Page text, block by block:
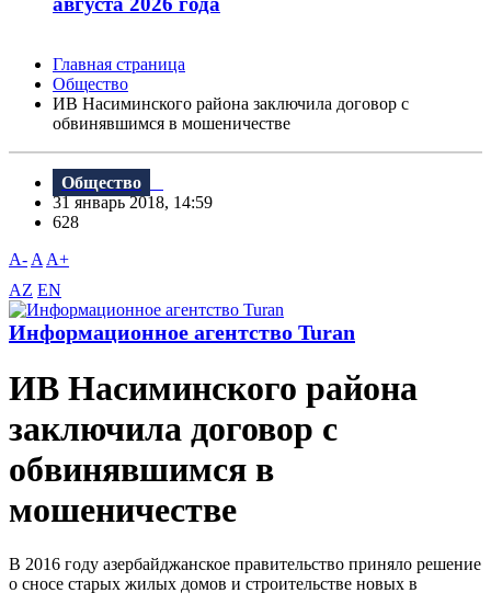
Главная страница
Общество
ИВ Насиминского района заключила договор с
обвинявшимся в мошеничестве
Общество
31 январь 2018, 14:59
628
A- A A+
AZ EN
Информационное агентство Turan
ИВ Насиминского района
заключила договор с
обвинявшимся в
мошеничестве
B 2016 году азербайджанское правительство приняло решение
о сносе старых жилых домов и строительстве новых в